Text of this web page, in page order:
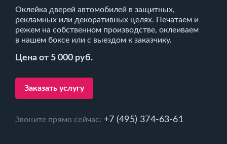
Оклейка дверей автомобилей в защитных,
рекламных или декоративных целях. Печатаем и
режем на собственном производстве, оклеиваем
в нашем боксе или с выездом к заказчику.
Цена от 5 000 руб.
Заказать услугу
Звоните прямо сейчас: +7 (495) 374-63-61